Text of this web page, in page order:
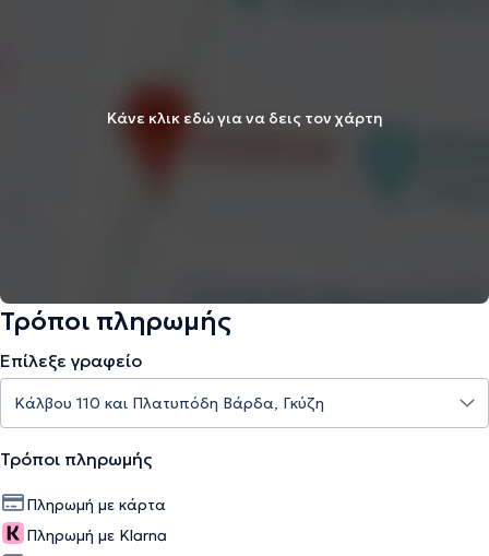
Κάνε κλικ εδώ για να δεις τον χάρτη
Τρόποι πληρωμής
Επίλεξε γραφείο
Τρόποι πληρωμής
Πληρωμή με κάρτα
Πληρωμή με Klarna